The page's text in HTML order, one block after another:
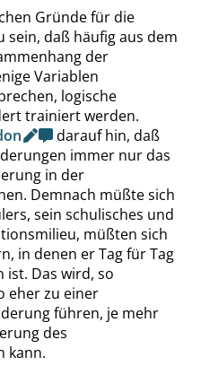
Gründe für die
sein, daß häufig aus dem
der
Variablen
logische
trainiert werden.
darauf hin, daß
immer nur das
in der
Demnach müßte sich
sein schulisches und
müßten sich
in denen er Tag für Tag
ist. Das wird, so
eher zu einer
führen, je mehr
des
kann.